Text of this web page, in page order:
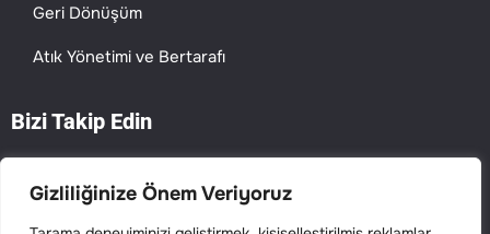
Gizliliğinize Önem Veriyoruz
Geri Dönüşüm
Atık Yönetimi ve Bertarafı
Bizi Takip Edin